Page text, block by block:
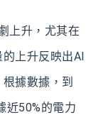
上升，尤其在
上升反映出AI
據數據，到
近50%的電力